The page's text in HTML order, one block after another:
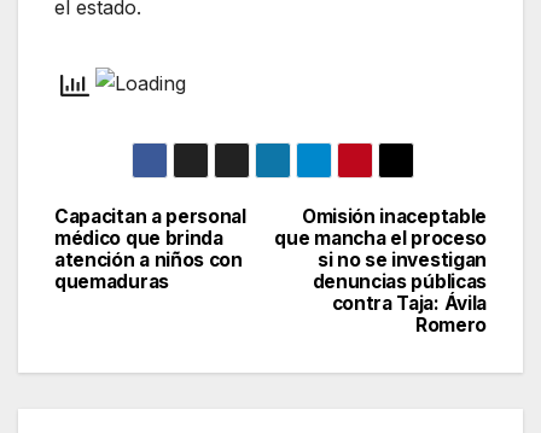
el estado.
Navegación
de
Omisión inaceptable
que mancha el proceso
si no se investigan
denuncias públicas
contra Taja: Ávila
Romero
Capacitan a personal
médico que brinda
atención a niños con
quemaduras